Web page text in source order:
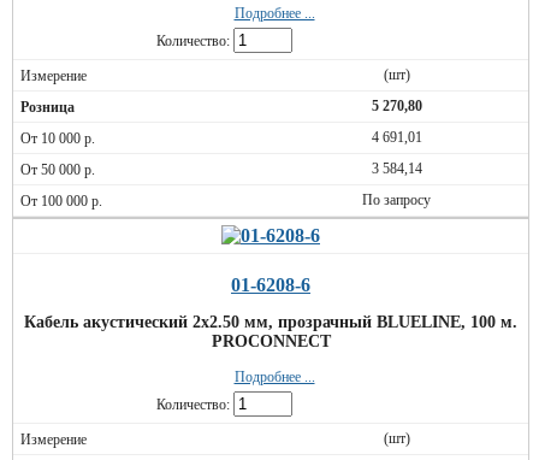
Подробнее ...
Количество:
(шт)
5 270,80
4 691,01
3 584,14
По запросу
01-6208-6
Кабель акустический 2х2.50 мм, прозрачный BLUELINE, 100 м.
PROCONNECT
Подробнее ...
Количество:
(шт)